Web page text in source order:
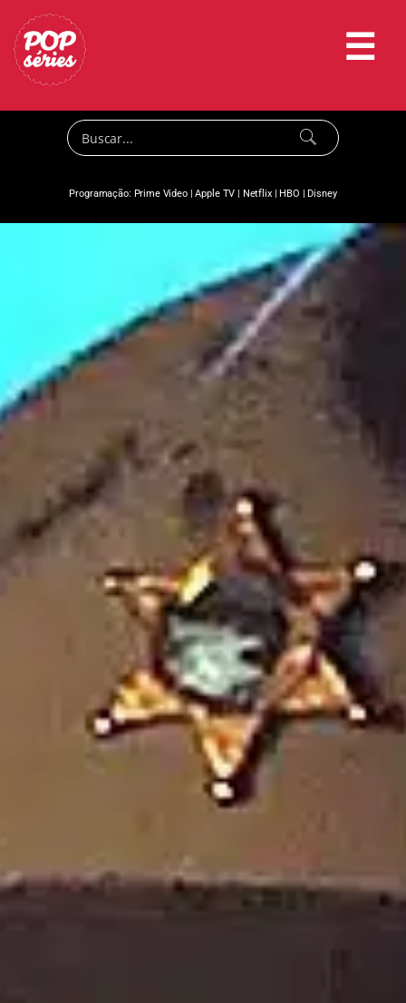
☰
Programação: Prime Video|Apple TV | Netflix|HBO |Disney